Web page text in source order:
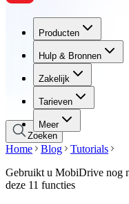
Producten
Hulp & Bronnen
Zakelijk
Tarieven
Meer
Producten
Hulp & Bronnen
Zakelijk
Tarieven
Zoeken
Home Blog
Tutorials
Gebruikt u MobiDrive nog
deze 11 functies